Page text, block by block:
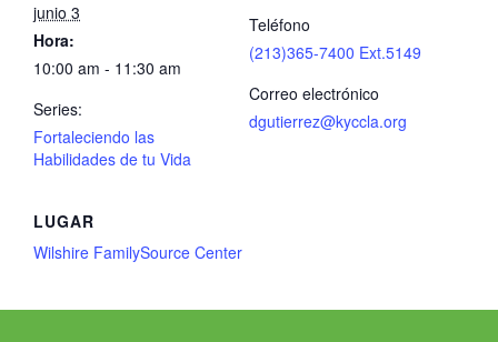
junio 3
Hora:
10:00 am - 11:30 am
Series:
Fortaleciendo las
Habilidades de tu Vida
Teléfono
(213)365-7400 Ext.5149
Correo electrónico
dgutierrez@kyccla.org
LUGAR
Wilshire FamilySource Center